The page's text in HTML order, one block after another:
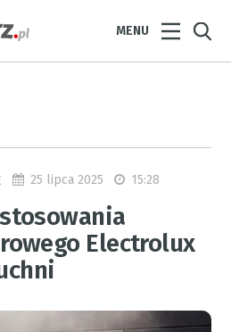
MENU
25 lipca 2025 15:28
Electrolux